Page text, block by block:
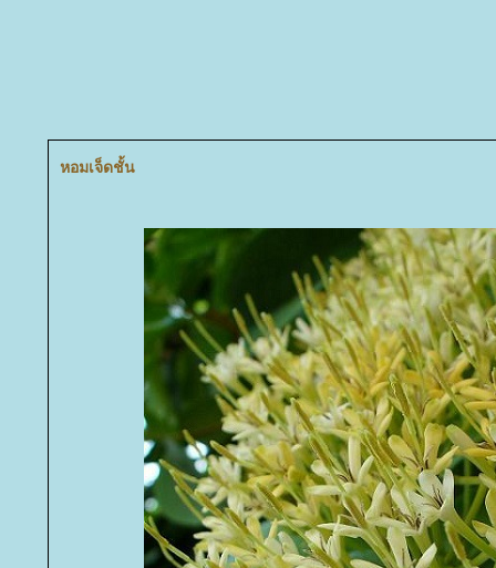
หอมเจ็ดชั้น